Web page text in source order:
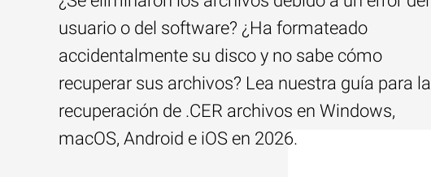
usuario o del software? ¿Ha formateado
accidentalmente su disco y no sabe cómo
recuperar sus archivos? Lea nuestra guía para la
recuperación de .CER archivos en Windows,
macOS, Android e iOS en 2026.